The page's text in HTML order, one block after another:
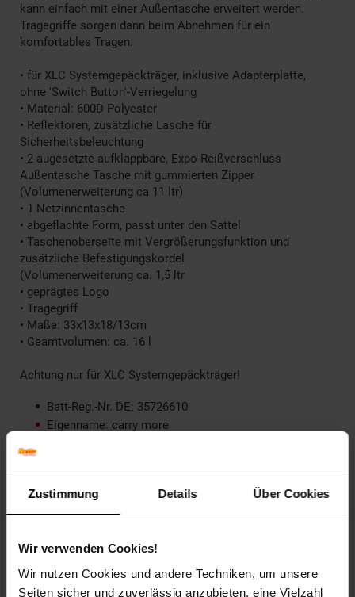
Zustimmung Details Über Cookies
Wir verwenden Cookies!
Wir nutzen Cookies und andere Techniken, um unsere
Seiten sicher und zuverlässig anzubieten, eine Vielzahl
kann einfach mit einer Außentasche erweitert werden.
Tragegriffe sorgen dann beim Abnehmen für ein
komfortables Tragen.
• für XLC Systemgepäckträger, inklusive Adapterplatte,
ohne 'Switch Button'-Verriegelung
• Material: 600D Polyester
• Reflektoren, zusätzliche Lasche für
Sicherheitsbeleuchtung
• 2 augesetzte aufklappbare, Expo-Reißverschluss
Außentasche Tasche mit gummierten Zipper
(Volumenerweiterung ca 11 ltr)
• 1 Netzinnentasche
• abgeflachte Form, passt unter den Sattel
• Taschenoberseite mit Vergrößerungsfunktion und
zusätzliche Befestigungskordel
(Volumenerweiterung ca. 1,5 ltr
• geprägtes Logo
• Tragegriff
• Maße: 33x13x18/13cm
• Geamtvolumen: ca. 16 l
Achtung nur für XLC Systemgepäckträger!
Batt-Reg.-Nr. DE: 35726610
Eigenname: carry more
Maße: 33x13x18/13cm
ProdSV Brand: XLC
ProdSV Länderkürzel: NL
ProdSV PLZ: 8444 AR
ProdSV Hausnummer: 4